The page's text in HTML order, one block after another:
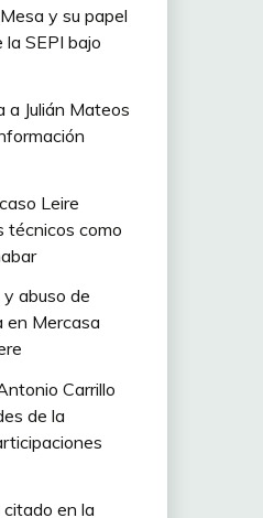
y su papel
SEPI bajo
a Julián Mateos
Leire
técnicos como
abuso de
en Mercasa
Carrillo
de la
en la